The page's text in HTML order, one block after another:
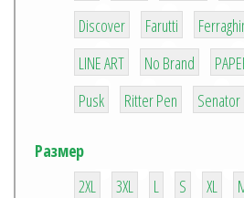
24
Discover
10
Farutti
2
1
LINE ART
10
No Brand
4
1
Pusk
3
Ritter Pen
8
Senator
Размер
2XL 3XL
3
L
3
S XL